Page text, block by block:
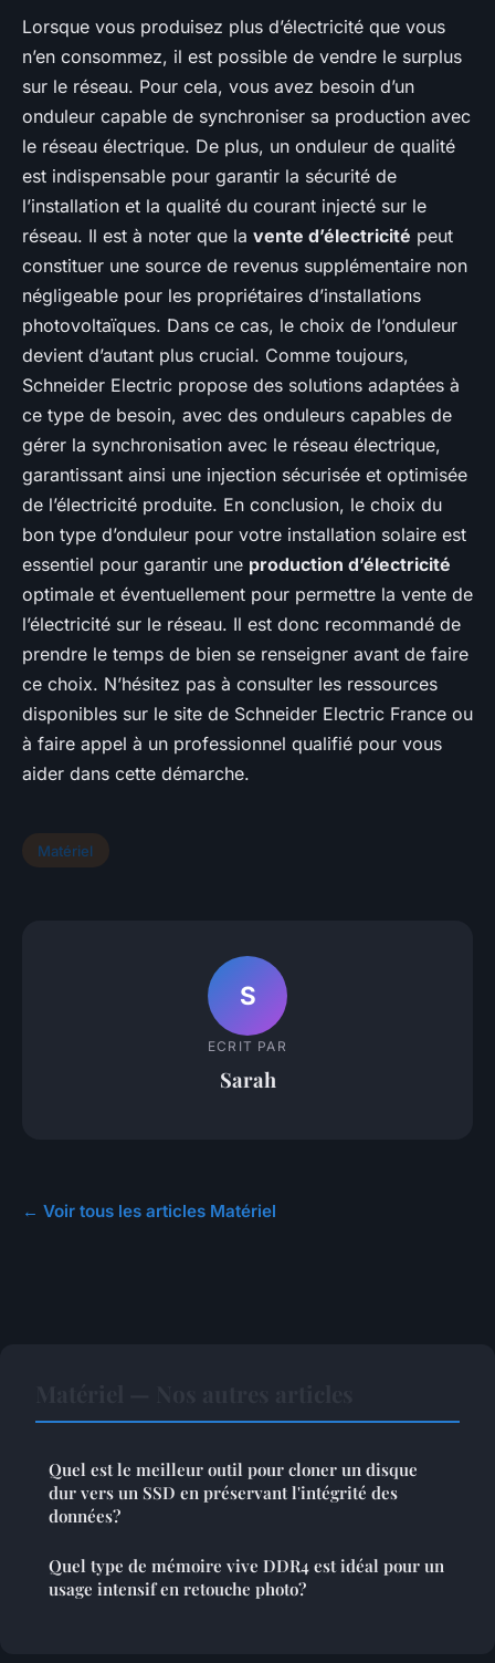
Lorsque vous produisez plus d’électricité que vous
n’en consommez, il est possible de vendre le surplus
sur le réseau. Pour cela, vous avez besoin d’un
onduleur capable de synchroniser sa production avec
le réseau électrique. De plus, un onduleur de qualité
est indispensable pour garantir la sécurité de
l’installation et la qualité du courant injecté sur le
réseau. Il est à noter que la vente d’électricité peut
constituer une source de revenus supplémentaire non
négligeable pour les propriétaires d’installations
photovoltaïques. Dans ce cas, le choix de l’onduleur
devient d’autant plus crucial. Comme toujours,
Schneider Electric propose des solutions adaptées à
ce type de besoin, avec des onduleurs capables de
gérer la synchronisation avec le réseau électrique,
garantissant ainsi une injection sécurisée et optimisée
de l’électricité produite. En conclusion, le choix du
bon type d’onduleur pour votre installation solaire est
essentiel pour garantir une production d’électricité
optimale et éventuellement pour permettre la vente de
l’électricité sur le réseau. Il est donc recommandé de
prendre le temps de bien se renseigner avant de faire
ce choix. N’hésitez pas à consulter les ressources
disponibles sur le site de Schneider Electric France ou
à faire appel à un professionnel qualifié pour vous
aider dans cette démarche.
Matériel
S
ECRIT PAR
Sarah
← Voir tous les articles Matériel
Quel est le meilleur outil pour cloner un disque
dur vers un SSD en préservant l'intégrité des
données?
Quel type de mémoire vive DDR4 est idéal pour un
usage intensif en retouche photo?